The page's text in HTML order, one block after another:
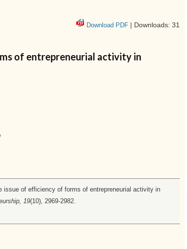
Download PDF | Downloads: 31
of entrepreneurial activity in
of efficiency of forms of entrepreneurial activity in
19(10), 2969-2982.